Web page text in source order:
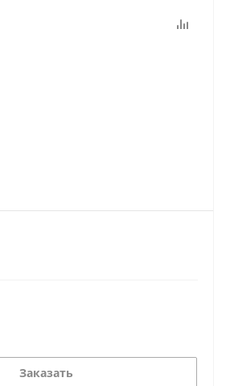
Заказать